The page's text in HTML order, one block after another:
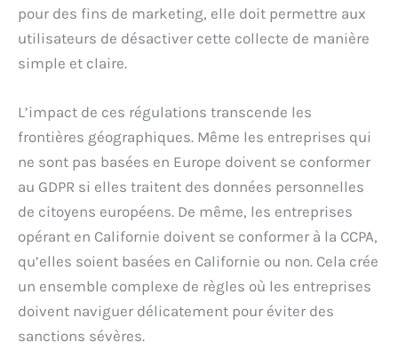
pour des fins de marketing, elle doit permettre aux
utilisateurs de désactiver cette collecte de manière
simple et claire.
L’impact de ces régulations transcende les
frontières géographiques. Même les entreprises qui
ne sont pas basées en Europe doivent se conformer
au GDPR si elles traitent des données personnelles
de citoyens européens. De même, les entreprises
opérant en Californie doivent se conformer à la CCPA,
qu’elles soient basées en Californie ou non. Cela crée
un ensemble complexe de règles où les entreprises
doivent naviguer délicatement pour éviter des
sanctions sévères.